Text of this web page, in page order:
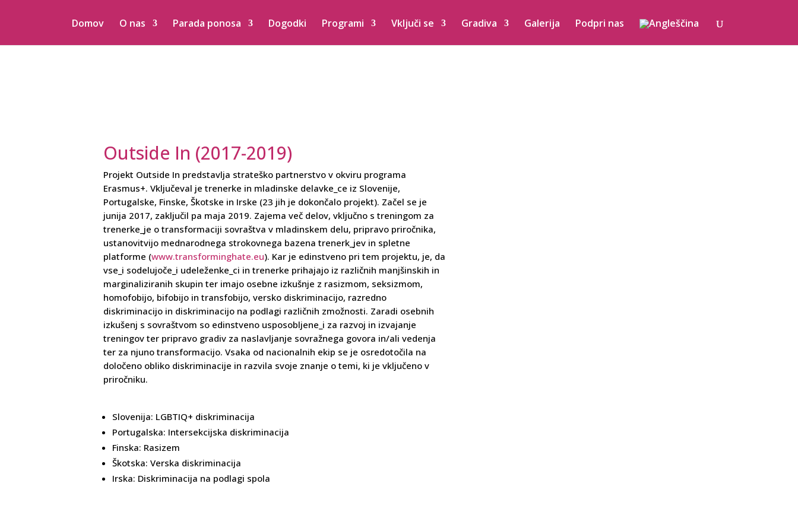
Domov O nas Parada ponosa Dogodki Programi Vključi se Gradiva Galerija Podpri nas
Outside In (2017-2019)
Projekt Outside In predstavlja strateško partnerstvo v okviru programa
Erasmus+. Vključeval je trenerke in mladinske delavke_ce iz Slovenije,
Portugalske, Finske, Škotske in Irske (23 jih je dokončalo projekt). Začel se je
junija 2017, zaključil pa maja 2019. Zajema več delov, vključno s treningom za
trenerke_je o transformaciji sovraštva v mladinskem delu, pripravo priročnika,
ustanovitvijo mednarodnega strokovnega bazena trenerk_jev in spletne
platforme (www.transforminghate.eu). Kar je edinstveno pri tem projektu, je, da
vse_i sodelujoče_i udeleženke_ci in trenerke prihajajo iz različnih manjšinskih in
marginaliziranih skupin ter imajo osebne izkušnje z rasizmom, seksizmom,
homofobijo, bifobijo in transfobijo, versko diskriminacijo, razredno
diskriminacijo in diskriminacijo na podlagi različnih zmožnosti. Zaradi osebnih
izkušenj s sovraštvom so edinstveno usposobljene_i za razvoj in izvajanje
treningov ter pripravo gradiv za naslavljanje sovražnega govora in/ali vedenja
ter za njuno transformacijo. Vsaka od nacionalnih ekip se je osredotočila na
določeno obliko diskriminacije in razvila svoje znanje o temi, ki je vključeno v
priročniku.
Slovenija: LGBTIQ+ diskriminacija
Portugalska: Intersekcijska diskriminacija
Finska: Rasizem
Škotska: Verska diskriminacija
Irska: Diskriminacija na podlagi spola